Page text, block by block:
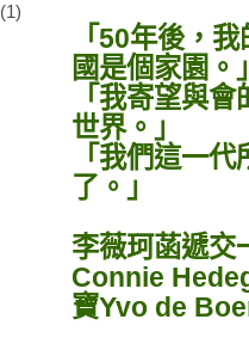
(1)
「50年後，
國是個家園。」
「我寄望與
世界。」
「我們這一
了。」
李薇珂菡遞交
Connie
寶Yvo de